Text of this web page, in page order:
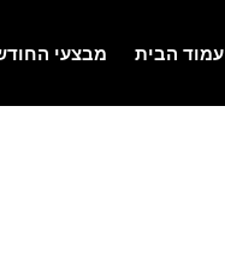
מבצעי עמוד הבית